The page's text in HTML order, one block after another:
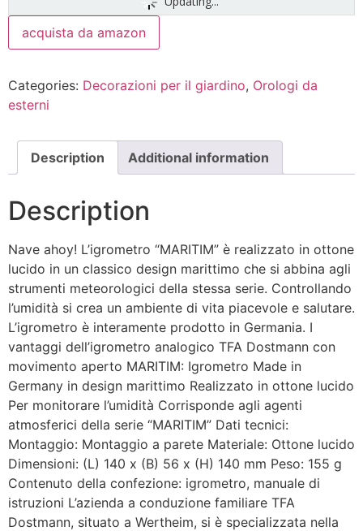
acquista da amazon
Categories: Decorazioni per il giardino, Orologi da
esterni
Description Additional information
Description
Nave ahoy! L’igrometro “MARITIM” è realizzato in ottone
lucido in un classico design marittimo che si abbina agli
strumenti meteorologici della stessa serie. Controllando
l’umidità si crea un ambiente di vita piacevole e salutare.
L’igrometro è interamente prodotto in Germania. I
vantaggi dell’igrometro analogico TFA Dostmann con
movimento aperto MARITIM: Igrometro Made in
Germany in design marittimo Realizzato in ottone lucido
Per monitorare l’umidità Corrisponde agli agenti
atmosferici della serie “MARITIM” Dati tecnici:
Montaggio: Montaggio a parete Materiale: Ottone lucido
Dimensioni: (L) 140 x (B) 56 x (H) 140 mm Peso: 155 g
Contenuto della confezione: igrometro, manuale di
istruzioni L’azienda a conduzione familiare TFA
Dostmann, situato a Wertheim, si è specializzata nella